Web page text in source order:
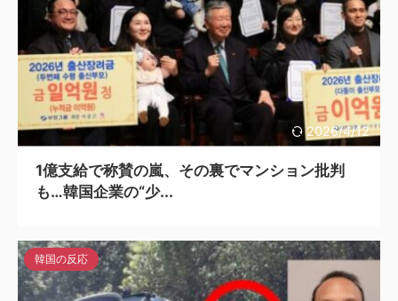
2026/4/12
1億支給で称賛の嵐、その裏でマンション批判
も…韓国企業の“少...
韓国の反応